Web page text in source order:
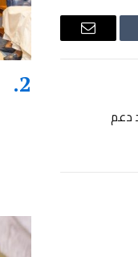
البريد
دعم